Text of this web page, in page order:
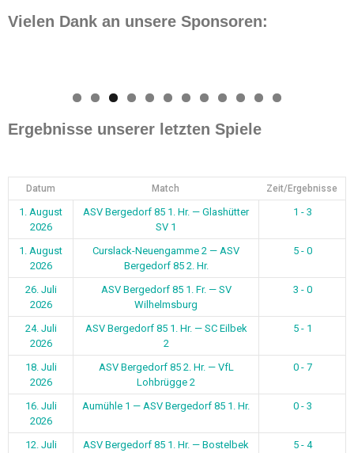
Vielen Dank an unsere Sponsoren:
0 1 2
Ergebnisse unserer letzten Spiele
Datum Match Zeit/Ergebnisse
1. August
2026
ASV Bergedorf 85 1. Hr. — Glashütter
SV 1
1 - 3
1. August
2026
Curslack-Neuengamme 2 — ASV
Bergedorf 85 2. Hr.
5 - 0
26. Juli
2026
ASV Bergedorf 85 1. Fr. — SV
Wilhelmsburg
3 - 0
24. Juli
2026
ASV Bergedorf 85 1. Hr. — SC Eilbek
2
5 - 1
18. Juli
2026
ASV Bergedorf 85 2. Hr. — VfL
Lohbrügge 2
0 - 7
16. Juli
2026
Aumühle 1 — ASV Bergedorf 85 1. Hr. 0 - 3
12. Juli
ASV Bergedorf 85 1. Hr. — Bostelbek
5 - 4